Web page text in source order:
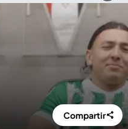
Compartir